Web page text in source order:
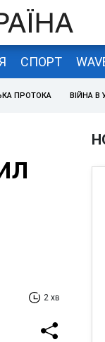
СПОРТ
ПРОТОКА ВІЙНА В
2 хв